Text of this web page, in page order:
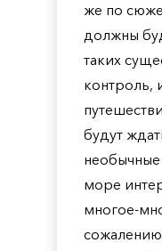
же по
должны
таких
контроль,
будут
необычные
море
многое-